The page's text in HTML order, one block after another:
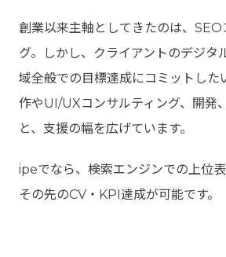
創業以来主軸としてきたのは、SEO
グ。しかし、クライアントのデジタ
域全般での目標達成にコミットした
作やUI/UXコンサルティング、開発
と、支援の幅を広げています。
ipeでなら、検索エンジンでの上位表
その先のCV・KPI達成が可能です。